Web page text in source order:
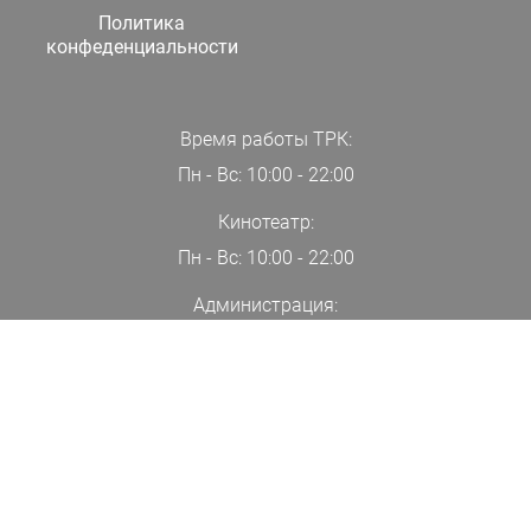
Политика
конфеденциальности
Время работы ТРК:
Пн - Вс: 10:00 - 22:00
Кинотеатр:
Пн - Вс: 10:00 - 22:00
Администрация: